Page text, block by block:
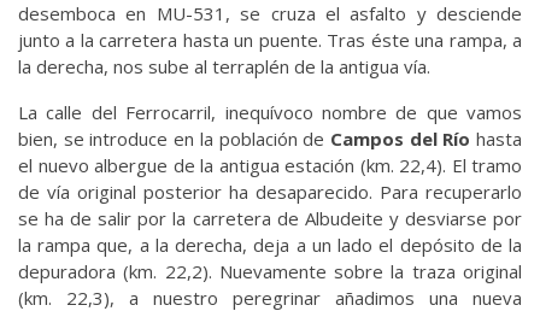
desemboca en MU-531, se cruza el asfalto y desciende
junto a la carretera hasta un puente. Tras éste una rampa, a
la derecha, nos sube al terraplén de la antigua vía.
La calle del Ferrocarril, inequívoco nombre de que vamos
bien, se introduce en la población de Campos del Río hasta
el nuevo albergue de la antigua estación (km. 22,4). El tramo
de vía original posterior ha desaparecido. Para recuperarlo
se ha de salir por la carretera de Albudeite y desviarse por
la rampa que, a la derecha, deja a un lado el depósito de la
depuradora (km. 22,2). Nuevamente sobre la traza original
(km. 22,3), a nuestro peregrinar añadimos una nueva